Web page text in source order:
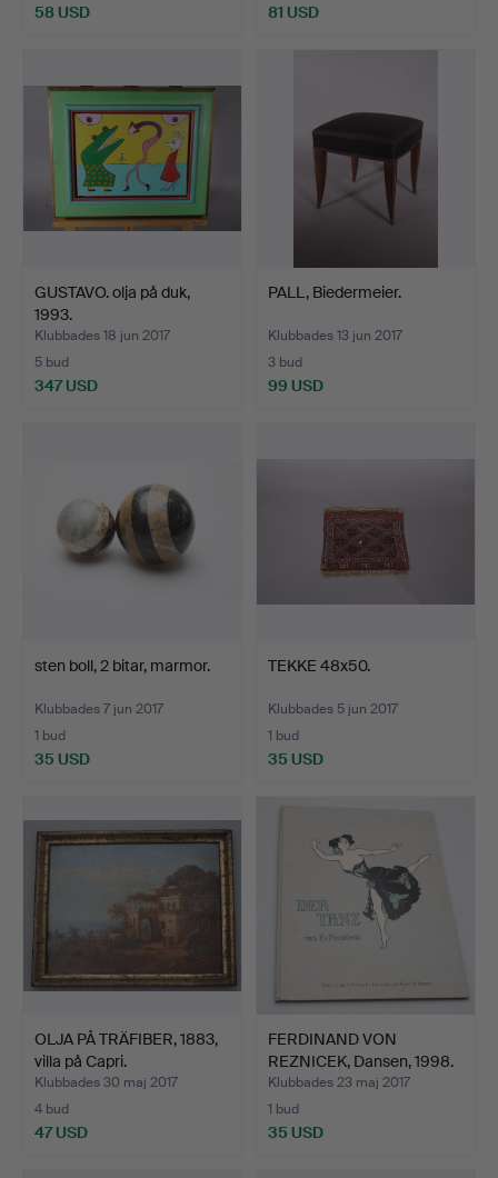
58 USD 81 USD
GUSTAVO. olja på duk,
1993.
Klubbades 18 jun 2017
5 bud
347 USD
PALL, Biedermeier.
Klubbades 13 jun 2017
3 bud
99 USD
sten boll, 2 bitar, marmor.
Klubbades 7 jun 2017
1 bud
35 USD
TEKKE 48x50.
Klubbades 5 jun 2017
1 bud
35 USD
OLJA PÅ TRÄFIBER, 1883,
villa på Capri.
Klubbades 30 maj 2017
4 bud
47 USD
FERDINAND VON
REZNICEK, Dansen, 1998.
Klubbades 23 maj 2017
1 bud
35 USD